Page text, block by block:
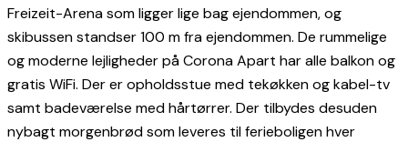
Freizeit-Arena som ligger lige bag ejendommen, og
skibussen standser 100 m fra ejendommen. De rummelige
og moderne lejligheder på Corona Apart har alle balkon og
gratis WiFi. Der er opholdsstue med tekøkken og kabel-tv
samt badeværelse med hårtørrer. Der tilbydes desuden
nybagt morgenbrød som leveres til ferieboligen hver